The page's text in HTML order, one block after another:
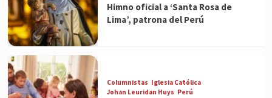
Himno oficial a ‘Santa Rosa de
Lima’, patrona del Perú
Columnistas Iglesia Católica
Johan Leuridan Huys Perú